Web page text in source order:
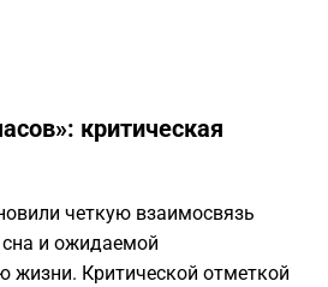
критическая
четкую взаимосвязь
и ожидаемой
жизни. Критической отметкой